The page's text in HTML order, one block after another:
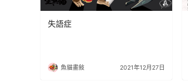
失語症
魚貓畫敍 2021年12月27日